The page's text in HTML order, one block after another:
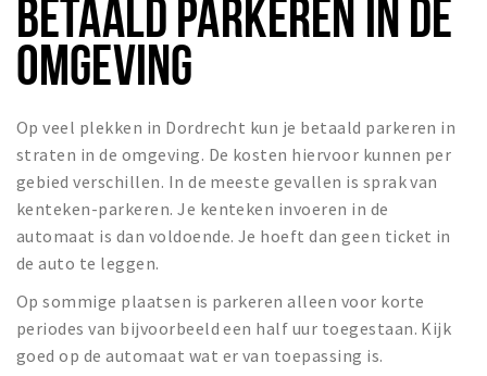
Winkelgebieden
Parkeren
Musea, theaters & podia
Uitjes & activiteiten
Toeristische routes
Inloggen
BETAALD PARKEREN IN DE
OMGEVING
Op veel plekken in Dordrecht kun je betaald parkeren in
straten in de omgeving. De kosten hiervoor kunnen per
gebied verschillen. In de meeste gevallen is sprak van
kenteken-parkeren. Je kenteken invoeren in de
automaat is dan voldoende. Je hoeft dan geen ticket in
de auto te leggen.
Op sommige plaatsen is parkeren alleen voor korte
periodes van bijvoorbeeld een half uur toegestaan. Kijk
goed op de automaat wat er van toepassing is.